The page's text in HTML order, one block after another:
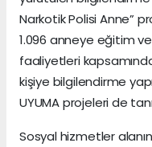
Narkotik Polisi Anne”
1.096 anneye eğitim
faaliyetleri
kişiye bilgilendirme
UYUMA projeleri de
Sosyal hizmetler